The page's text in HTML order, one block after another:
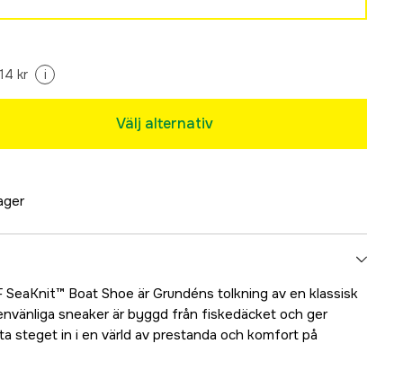
kr i
Välj alternativ
Boat Shoe är Grundéns tolkning av en klassisk
sneaker är byggd från fiskedäcket och ger
steget in i en värld av prestanda och komfort på